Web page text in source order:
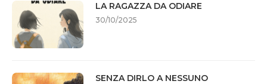
LA RAGAZZA DA ODIARE
30/10/2025
SENZA DIRLO A NESSUNO